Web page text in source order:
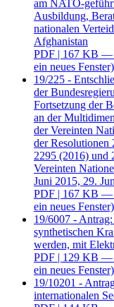
am NATO-
Ausbildung,
nationalen
Afghanistan
PDF | 167 KB —
ein neues Fenster)
19/225 -
der
Fortsetzung der
an der
der Vereinten
der Resolutionen
2295 (2016) und
Vereinten
Juni 2015, 29.
PDF | 167 KB —
ein neues Fenster)
19/6007 -
synthetischen
werden, mit
PDF | 129 KB —
ein neues Fenster)
19/10201 -
internationalen